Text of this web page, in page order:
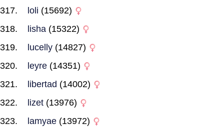
loli (15692)
lisha (15322)
lucelly (14827)
leyre (14351)
libertad (14002)
lizet (13976)
lamyae (13972)